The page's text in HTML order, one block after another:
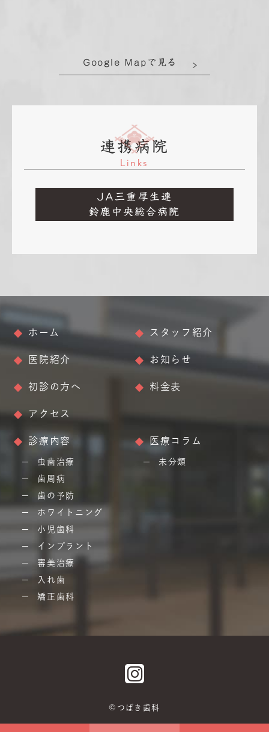
Google Mapで見る
連携病院
Links
JA三重厚生連
鈴鹿中央総合病院
ホーム スタッフ紹介
医院紹介 お知らせ
初診の方へ 料金表
アクセス
診療内容
虫歯治療
歯周病
歯の予防
ホワイトニング
小児歯科
インプラント
審美治療
入れ歯
矯正歯科
医療コラム
未分類
©つばき歯科